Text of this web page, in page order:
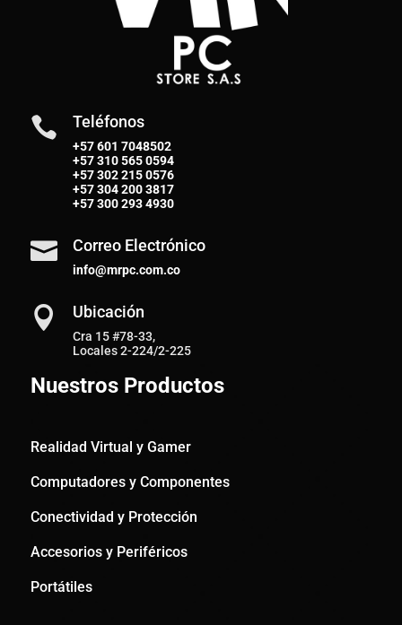
 Teléfonos
+57 601 7048502
+57310 565 0594
+57302 215 0576
+57304 200 3817
+57300 293 4930
 Correo Electrónico
info@mrpc.com.co
 Ubicación
Cra 15 #78-33,
Locales 2-224/2-225
Nuestros Productos
Realidad Virtual y Gamer
Computadores y Componentes
Conectividad y Protección
Accesorios y Periféricos
Portátiles